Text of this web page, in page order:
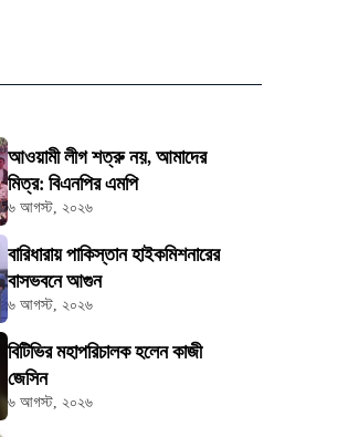
আওয়ামী লীগ শত্রু নয়, আমাদের
মিত্র: বিএনপির এমপি
৬ আগস্ট, ২০২৬
বারিধারায় পাকিস্তান হাইকমিশনারের
বাসভবনে আগুন
৬ আগস্ট, ২০২৬
বিটিভির মহাপরিচালক হলেন কাজী
জেসিন
৬ আগস্ট, ২০২৬